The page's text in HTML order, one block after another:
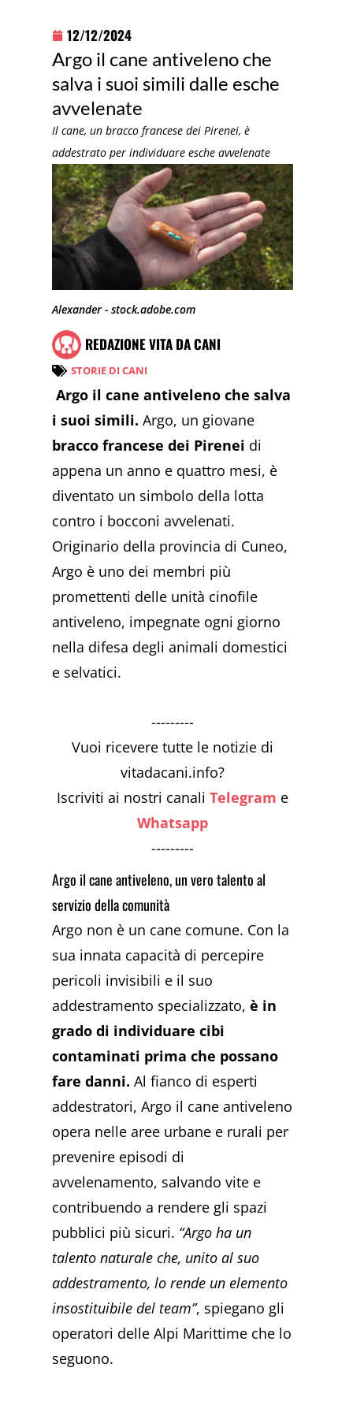
12/12/2024
Argo il cane antiveleno che
salva i suoi simili dalle esche
avvelenate
Il cane, un bracco francese dei Pirenei, è
addestrato per individuare esche avvelenate
Alexander - stock.adobe.com
REDAZIONE VITA DA CANI
STORIE DI CANI
Argo il cane antiveleno che salva
i suoi simili.Argo, un giovane
bracco francese dei Pirenei di
appena un anno e quattro mesi, è
diventato un simbolo della lotta
contro i bocconi avvelenati.
Originario della provincia di Cuneo,
Argo è uno dei membri più
promettenti delle unità cinofile
antiveleno, impegnate ogni giorno
nella difesa degli animali domestici
e selvatici.
---------
Vuoi ricevere tutte le notizie di
vitadacani.info?
Iscriviti ai nostri canaliTelegram e
Whatsapp
---------
Argo il cane antiveleno, un vero talento al
servizio della comunità
Argo non è un cane comune. Con la
sua innata capacità di percepire
pericoli invisibili e il suo
addestramento specializzato,è in
grado di individuare cibi
contaminati prima che possano
fare danni. Al fianco di esperti
addestratori, Argo il cane antiveleno
opera nelle aree urbane e rurali per
prevenire episodi di
avvelenamento, salvando vite e
contribuendo a rendere gli spazi
pubblici più sicuri. “Argo ha un
talento naturale che, unito al suo
addestramento, lo rende un elemento
insostituibile del team”, spiegano gli
operatori delle Alpi Marittime che lo
seguono.